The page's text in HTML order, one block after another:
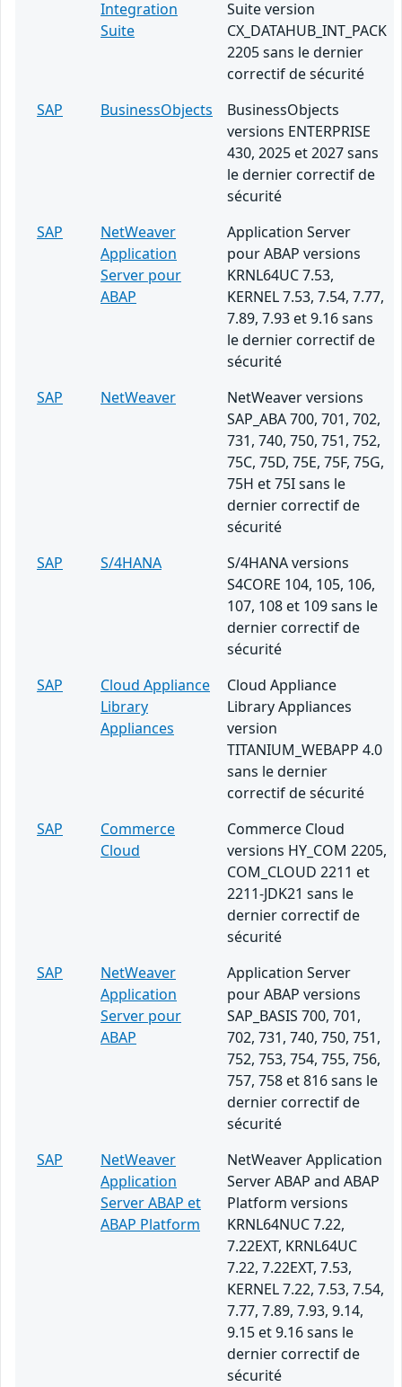
Integration
Suite
Suite version
CX_DATAHUB_INT_PACK
2205 sans le dernier
correctif de sécurité
SAP
BusinessObjects
BusinessObjects
versions ENTERPRISE
430, 2025 et 2027 sans
le dernier correctif de
sécurité
SAP
NetWeaver
Application
Server pour
ABAP
Application Server
pour ABAP versions
KRNL64UC 7.53,
KERNEL 7.53, 7.54, 7.77,
7.89, 7.93 et 9.16 sans
le dernier correctif de
sécurité
SAP
NetWeaver
NetWeaver versions
SAP_ABA 700, 701, 702,
731, 740, 750, 751, 752,
75C, 75D, 75E, 75F, 75G,
75H et 75I sans le
dernier correctif de
sécurité
SAP
S/4HANA
S/4HANA versions
S4CORE 104, 105, 106,
107, 108 et 109 sans le
dernier correctif de
sécurité
SAP
Cloud Appliance
Library
Appliances
Cloud Appliance
Library Appliances
version
TITANIUM_WEBAPP 4.0
sans le dernier
correctif de sécurité
SAP
Commerce
Cloud
Commerce Cloud
versions HY_COM 2205,
COM_CLOUD 2211 et
2211-JDK21 sans le
dernier correctif de
sécurité
SAP
NetWeaver
Application
Server pour
ABAP
Application Server
pour ABAP versions
SAP_BASIS 700, 701,
702, 731, 740, 750, 751,
752, 753, 754, 755, 756,
757, 758 et 816 sans le
dernier correctif de
sécurité
SAP
NetWeaver
Application
Server ABAP et
ABAP Platform
NetWeaver Application
Server ABAP and ABAP
Platform versions
KRNL64NUC 7.22,
7.22EXT, KRNL64UC
7.22, 7.22EXT, 7.53,
KERNEL 7.22, 7.53, 7.54,
7.77, 7.89, 7.93, 9.14,
9.15 et 9.16 sans le
dernier correctif de
sécurité